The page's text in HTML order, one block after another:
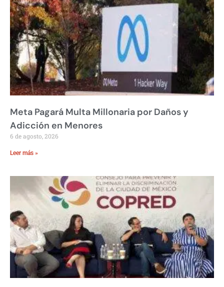
Meta Pagará Multa Millonaria por Daños y
Adicción en Menores
6 de agosto, 2026
Leer más »